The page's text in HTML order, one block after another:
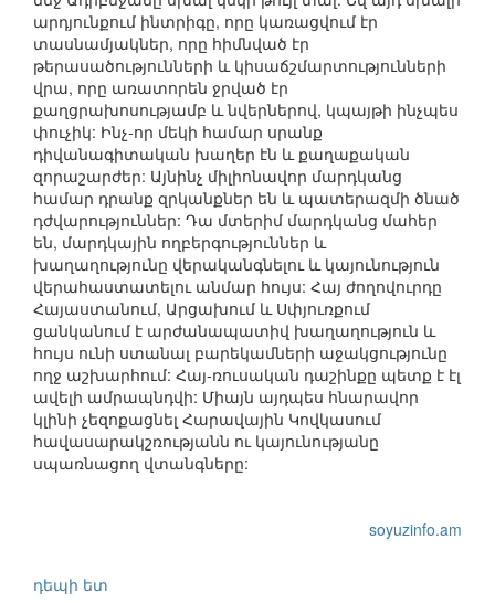
արդյունքում ինտրիգը, որը կառացվում էր
տասնամյակներ, որը հիմնված էր
թերասածությունների և կիսաճշմարտությունների
վրա, որը առատորեն ջրված էր
քաղցրախոսությամբ և նվերներով, կպայթի ինչպես
փուչիկ: Ինչ-որ մեկի համար սրանք
դիվանագիտական խաղեր էն և քաղաքական
զորաշարժեր: Այնինչ միլիոնավոր մարդկանց
համար դրանք զրկանքներ են և պատերազմի ծնած
դժվարություններ: Դա մտերիմ մարդկանց մահեր
են, մարդկային ողբերգություններ և
խաղաղությունը վերականգնելու և կայունություն
վերահաստատելու անմար հույս: Հայ ժողովուրդը
Հայաստանում, Արցախում և Սփյուռքում
ցանկանում է արժանապատիվ խաղաղություն և
հույս ունի ստանալ բարեկամների աջակցությունը
ողջ աշխարհում: Հայ-ռուսական դաշինքը պետք է էլ
ավելի ամրապնդվի: Միայն այդպես հնարավոր
կլինի չեզոքացնել Հարավային Կովկասում
հավասարակշռությանն ու կայունությանը
սպառնացող վտանգները:
soyuzinfo.am
դեպի ետ